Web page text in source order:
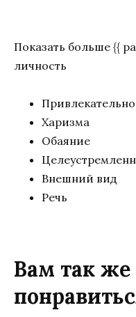
Показать больше {{
личность
Харизма
Обаяние
Внешний вид
Речь
Вам так